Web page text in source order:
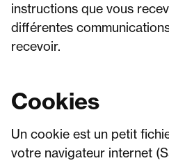
instructions que vous
différentes
recevoir.
Cookies
Un cookie est un petit
votre navigateur internet